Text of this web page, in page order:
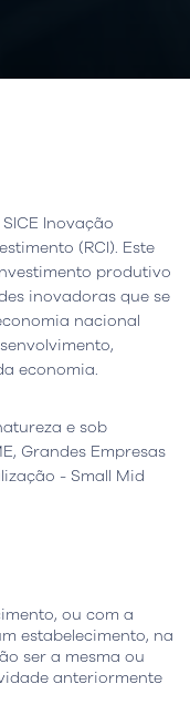
Inovação
(RCI). Este
produtivo
inovadoras que se
nacional
economia.
e sob
Grandes Empresas
- Small Mid
ou com a
estabelecimento, na
ser a mesma ou
anteriormente